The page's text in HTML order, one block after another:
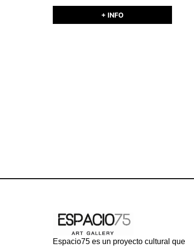
+ INFO
Espacio75 es un proyecto cultural que